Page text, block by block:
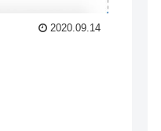
2020.09.14